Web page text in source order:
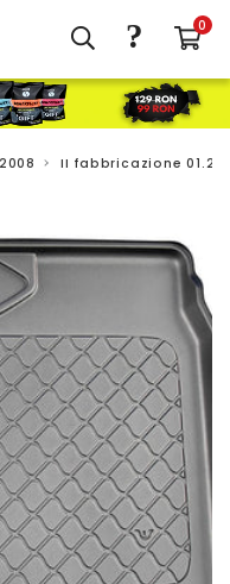
0
?
2008 II fabbricazione